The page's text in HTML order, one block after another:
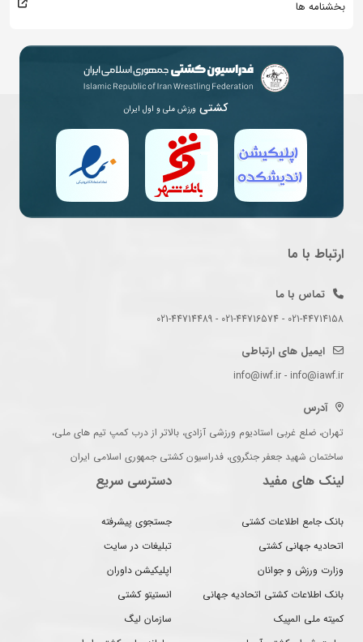
بخشنامه ها
کشتی ورزش ملی و اول ایران
ارتباط با ما
تماس با ما
021-44714158 - 021-44716574 - 021-44714489
ایمیل های ارتباطی
info@iwf.ir - info@iawf.ir
آدرس
تهران، ضلع غربی استادیوم ورزشی آزادی، بالاتر از درب کمپ تیم های ملی،
ساختمان شهید جعفر جنگروی، فدراسیون کشتی جمهوری اسلامی ایران
لینک های مفید
بانک جامع اطلاعات کشتی
اتحادیه جهانی کشتی
وزارت ورزش و جوانان
بانک اطلاعات کشتی اتحادیه جهانی
کمیته ملی المپیک
دسترسی سریع
جستجوی پیشرفته
تبلیغات در سایت
اپلیکیشن داوران
انستیتو کشتی
سازمان لیگ